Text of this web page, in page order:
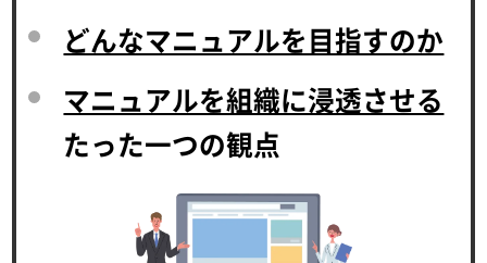
どんなマニュアルを目指すのか
マニュアルを組織に浸透させる
たった一つの観点